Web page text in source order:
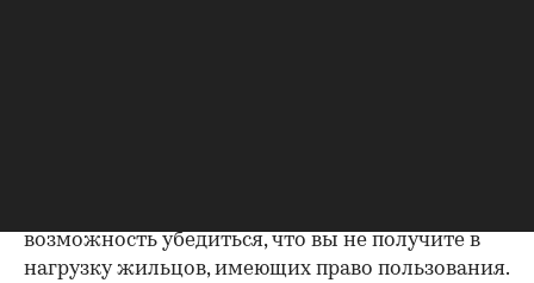
возможность убедиться, что вы не получите в
нагрузку жильцов, имеющих право пользования.